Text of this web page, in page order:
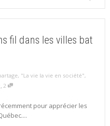
fil dans les villes bat
, "La vie la vie en société",
, 2
pour apprécier les